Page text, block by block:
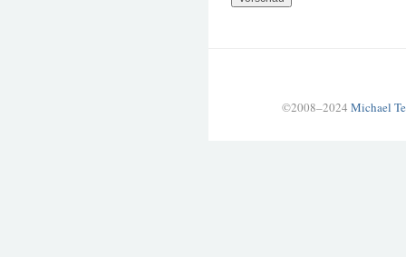
©2008–2024 Michael